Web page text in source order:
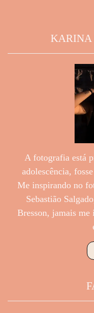
KARINA
A fotografia está
adolescência,
Me inspirando no
Sebastião
Bresson, jamais me